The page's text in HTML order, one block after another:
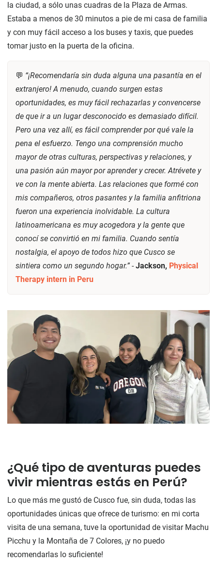
la ciudad, a sólo unas cuadras de la Plaza de Armas.
Estaba a menos de 30 minutos a pie de mi casa de familia
y con muy fácil acceso a los buses y taxis, que puedes
tomar justo en la puerta de la oficina.
💬 “¡Recomendaría sin duda alguna una pasantía en el
extranjero! A menudo, cuando surgen estas
oportunidades, es muy fácil rechazarlas y convencerse
de que ir a un lugar desconocido es demasiado difícil.
Pero una vez allí, es fácil comprender por qué vale la
pena el esfuerzo. Tengo una comprensión mucho
mayor de otras culturas, perspectivas y relaciones, y
una pasión aún mayor por aprender y crecer. Atrévete y
ve con la mente abierta. Las relaciones que formé con
mis compañeros, otros pasantes y la familia anfitriona
fueron una experiencia inolvidable. La cultura
latinoamericana es muy acogedora y la gente que
conocí se convirtió en mi familia. Cuando sentía
nostalgia, el apoyo de todos hizo que Cusco se
sintiera como un segundo hogar.” -Jackson, Physical
Therapy intern in Peru
¿Qué tipo de aventuras puedes
vivir mientras estás en Perú?
Lo que más me gustó de Cusco fue, sin duda, todas las
oportunidades únicas que ofrece de turismo: en mi corta
visita de una semana, tuve la oportunidad de visitar Machu
Picchu y la Montaña de 7 Colores, ¡y no puedo
recomendarlas lo suficiente!